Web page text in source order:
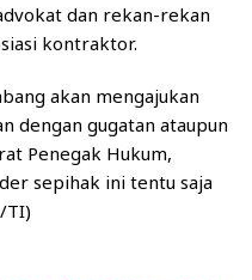
dan rekan-rekan
kontraktor.
akan mengajukan
dengan gugatan ataupun
Penegak Hukum,
sepihak ini tentu saja
TI)